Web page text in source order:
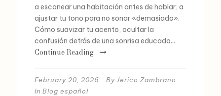
a escanear una habitación antes de hablar, a
ajustar tu tono para no sonar «demasiado».
Cómo suavizar tu acento, ocultar la
confusión detrás de una sonrisa educada...
Continue Reading
February 20, 2026 By Jerico Zambrano
In Blog español